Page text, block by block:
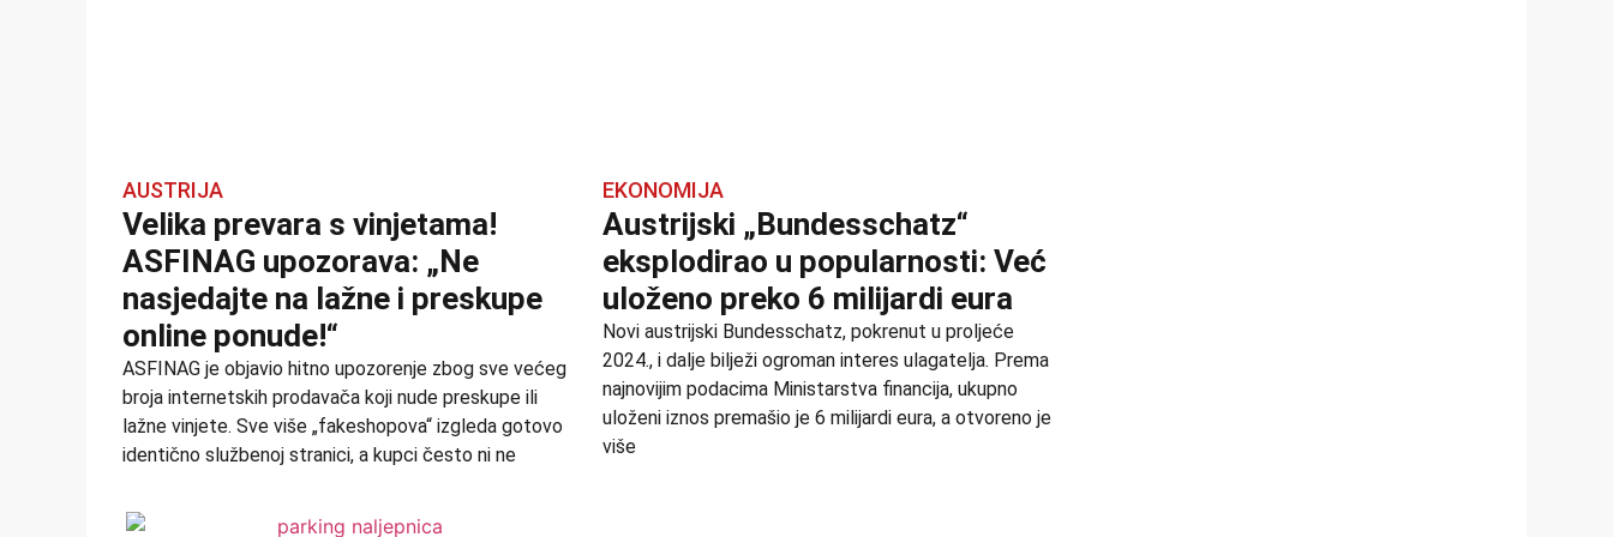
AUSTRIJA
Velika prevara s vinjetama!
ASFINAG upozorava: „Ne
nasjedajte na lažne i preskupe
online ponude!“
ASFINAG je objavio hitno upozorenje zbog sve većeg
broja internetskih prodavača koji nude preskupe ili
lažne vinjete. Sve više „fakeshopova“ izgleda gotovo
identično službenoj stranici, a kupci često ni ne
EKONOMIJA
Austrijski „Bundesschatz“
eksplodirao u popularnosti: Već
uloženo preko 6 milijardi eura
Novi austrijski Bundesschatz, pokrenut u proljeće
2024., i dalje bilježi ogroman interes ulagatelja. Prema
najnovijim podacima Ministarstva financija, ukupno
uloženi iznos premašio je 6 milijardi eura, a otvoreno je
više